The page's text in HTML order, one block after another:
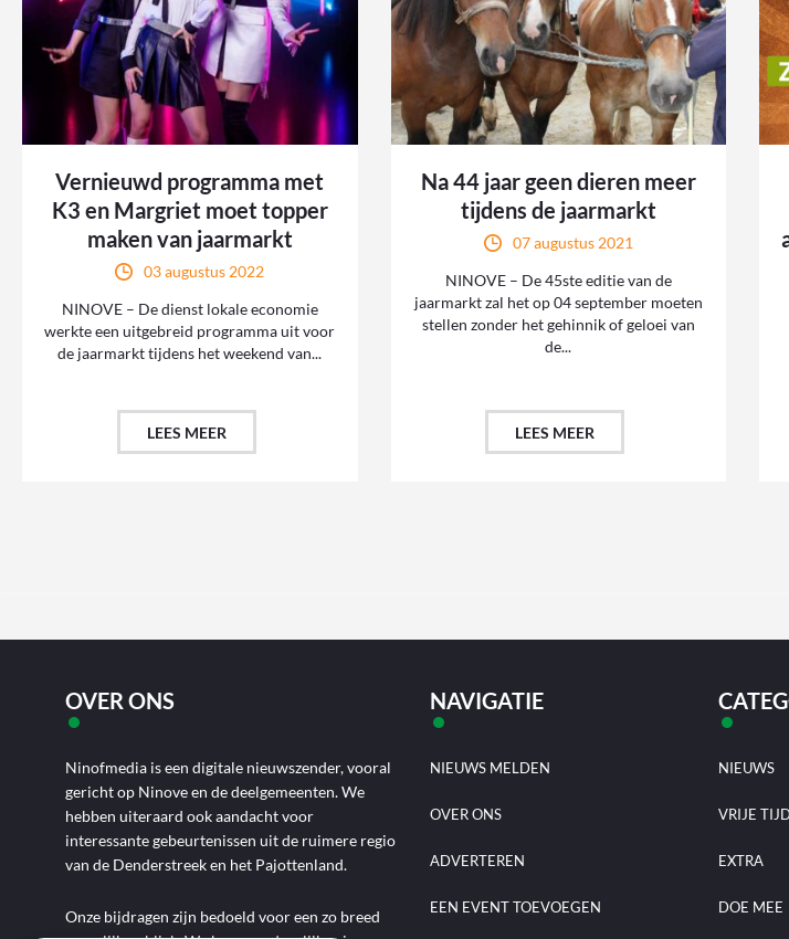
Vernieuwd programma met
K3 en Margriet moet topper
maken van jaarmarkt
03 augustus 2022
NINOVE – De dienst lokale economie
werkte een uitgebreid programma uit voor
de jaarmarkt tijdens het weekend van...
LEES MEER
Na 44 jaar geen dieren meer
tijdens de jaarmarkt
07 augustus 2021
NINOVE – De 45ste editie van de
jaarmarkt zal het op 04 september moeten
stellen zonder het gehinnik of geloei van
de...
LEES MEER
OVER ONS
Ninofmedia is een digitale nieuwszender, vooral
gericht op Ninove en de deelgemeenten. We
hebben uiteraard ook aandacht voor
interessante gebeurtenissen uit de ruimere regio
van de Denderstreek en het Pajottenland.
Onze bijdragen zijn bedoeld voor een zo breed
NAVIGATIE
NIEUWS MELDEN
OVER ONS
ADVERTEREN
EEN EVENT TOEVOEGEN
NIEUWS
VRIJE
EXTRA
DOE MEE